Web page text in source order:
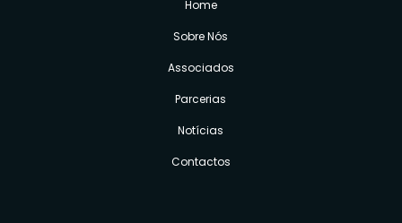
Home
Sobre Nós
Associados
Parcerias
Notícias
Contactos